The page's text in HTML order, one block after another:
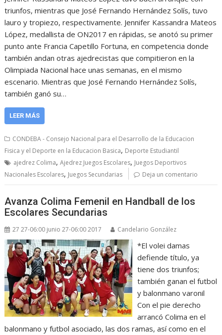
triunfos, mientras que José Fernando Hernández Solís, tuvo
lauro y tropiezo, respectivamente. Jennifer Kassandra Mateos
López, medallista de ON2017 en rápidas, se anotó su primer
punto ante Francia Capetillo Fortuna, en competencia donde
también andan otras ajedrecistas que compitieron en la
Olimpiada Nacional hace unas semanas, en el mismo
escenario. Mientras que José Fernando Hernández Solís,
también ganó su…
LEER MÁS
CONDEBA - Consejo Nacional para el Desarrollo de la Educacion
Fisica y el Deporte en la Educacion Basica, Deporte Estudiantil
ajedrez Colima,Ajedrez Juegos Escolares, Juegos Deportivos
Nacionales Escolares, Juegos Secundarias Deja un comentario
Avanza Colima Femenil en Handball de los
Escolares Secundarias
27 27-06:00 junio 27-06:00 2017 Candelario González
*El volei damas
defiende título, ya
tiene dos triunfos;
también ganan el futbol
y balonmano varonil
Con el pie derecho
arrancó Colima en el
balonmano y futbol asociado, las dos ramas, así como en el